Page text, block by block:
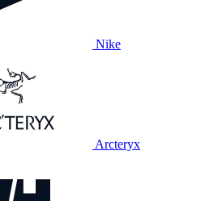
Nike
Arcteryx